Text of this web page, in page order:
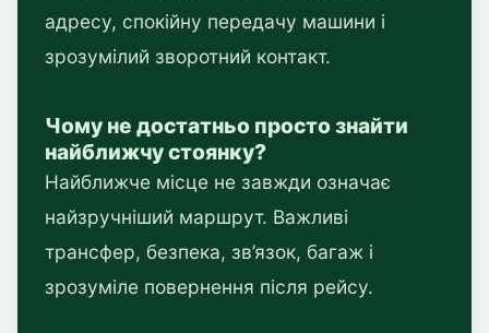
адресу, спокійну передачу машини і
зрозумілий зворотний контакт.
Чому не достатньо просто знайти
найближчу стоянку?
Найближче місце не завжди означає
найзручніший маршрут. Важливі
трансфер, безпека, зв’язок, багаж і
зрозуміле повернення після рейсу.